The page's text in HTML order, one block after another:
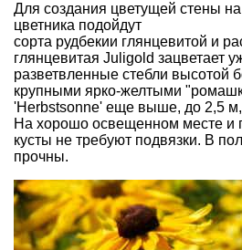
Для создания цветущей стены
цветника подойдут
сорта рудбекии глянцевитой и
глянцевитая Juligold зацветает
разветвленные стебли высотой
крупными ярко-желтыми
'Herbstsonne' еще выше, до 2,5 м,
На хорошо освещенном месте и
кусты не требуют подвязки. В
прочны.